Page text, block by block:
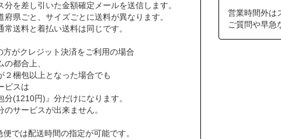
分を差し引いた金額確定メールを送信します。
県ごと、サイズごとに送料が異なります。
送料と着払い送料は同じです。
がクレジット決済をご利用の場合
の都合上、
２梱包以上となった場合でも
ビスは
分(1210円)』分だけになります。
のサービスが出来ません。
では配送時間の指定が可能です。
営業時間外は
ご質問や早急